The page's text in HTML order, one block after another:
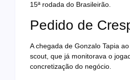
15ª rodada do Brasileirão.
Pedido de
A chegada de Gonzalo Tapia
scout, que já monitorava o
concretização do negócio.